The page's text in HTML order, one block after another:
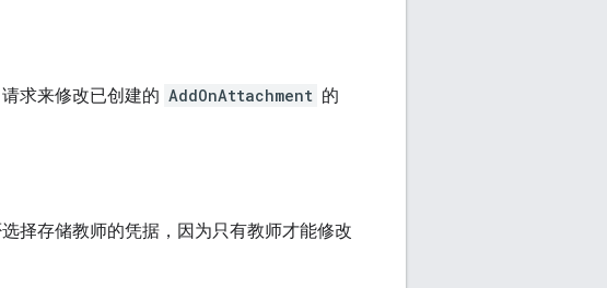
请求来修改已创建的 AddOnAttachment 的
择存储教师的凭据，因为只有教师才能修改